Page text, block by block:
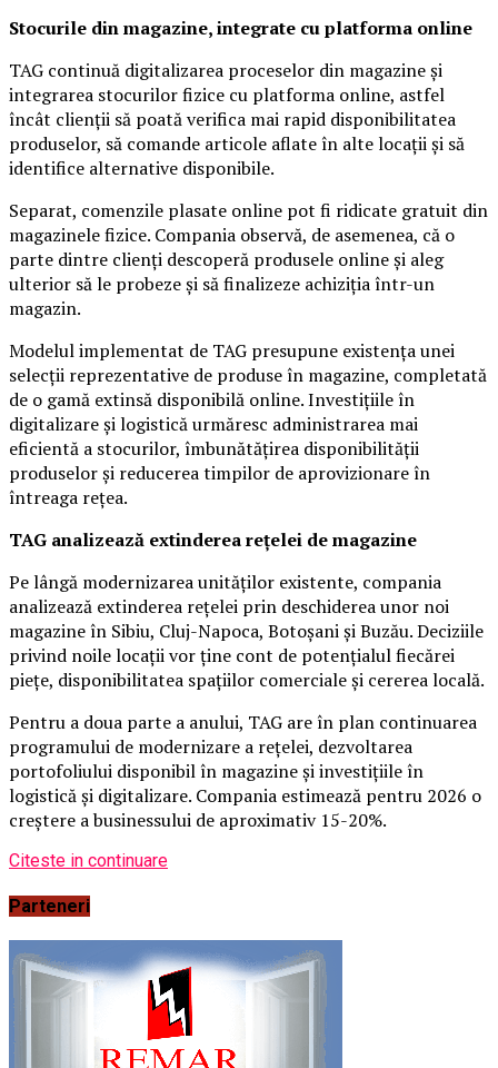
Stocurile din magazine, integrate cu platforma online
TAG continuă digitalizarea proceselor din magazine și
integrarea stocurilor fizice cu platforma online, astfel
încât clienții să poată verifica mai rapid disponibilitatea
produselor, să comande articole aflate în alte locații și să
identifice alternative disponibile.
Separat, comenzile plasate online pot fi ridicate gratuit din
magazinele fizice. Compania observă, de asemenea, că o
parte dintre clienți descoperă produsele online și aleg
ulterior să le probeze și să finalizeze achiziția într-un
magazin.
Modelul implementat de TAG presupune existența unei
selecții reprezentative de produse în magazine, completată
de o gamă extinsă disponibilă online. Investițiile în
digitalizare și logistică urmăresc administrarea mai
eficientă a stocurilor, îmbunătățirea disponibilității
produselor și reducerea timpilor de aprovizionare în
întreaga rețea.
TAG analizează extinderea rețelei de magazine
Pe lângă modernizarea unităților existente, compania
analizează extinderea rețelei prin deschiderea unor noi
magazine în Sibiu, Cluj-Napoca, Botoșani și Buzău. Deciziile
privind noile locații vor ține cont de potențialul fiecărei
piețe, disponibilitatea spațiilor comerciale și cererea locală.
Pentru a doua parte a anului, TAG are în plan continuarea
programului de modernizare a rețelei, dezvoltarea
portofoliului disponibil în magazine și investițiile în
logistică și digitalizare. Compania estimează pentru 2026 o
creștere a businessului de aproximativ 15-20%.
Citeste in continuare
Parteneri